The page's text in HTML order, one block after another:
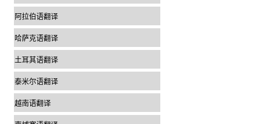
阿拉伯语翻译
哈萨克语翻译
土耳其语翻译
泰米尔语翻译
越南语翻译